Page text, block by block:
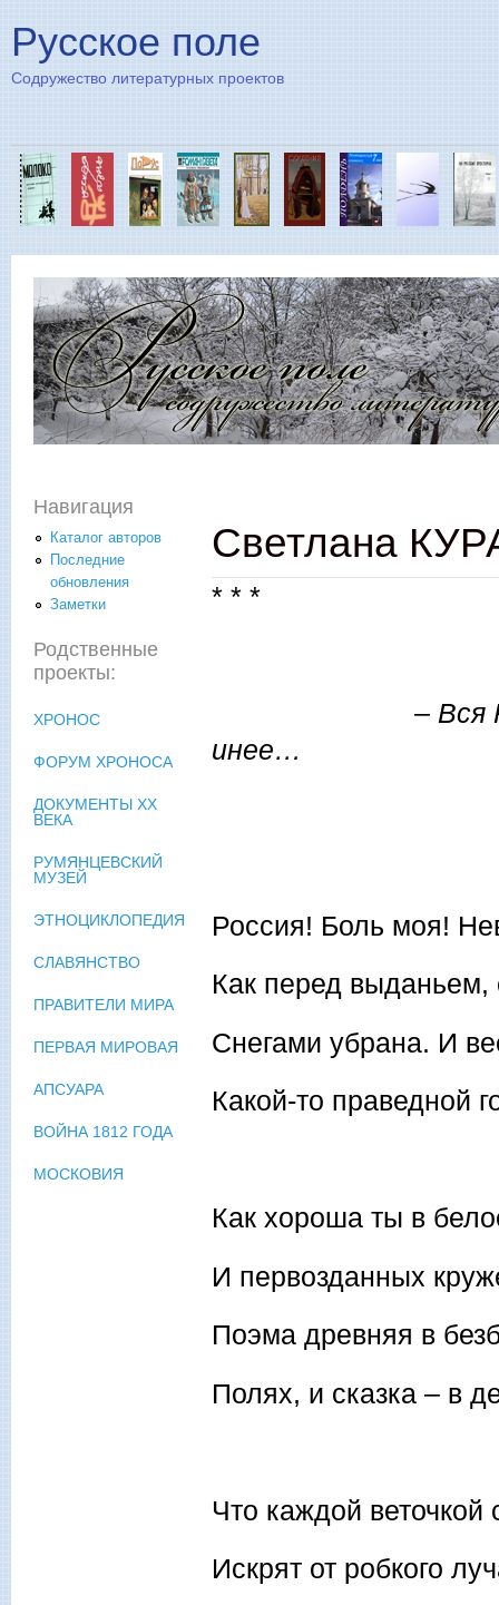
Русское поле
Содружество литературных проектов
Светлана
* * *
– Вся Россия
инее…
Россия! Боль моя!
Как перед выданьем,
Снегами убрана. И
Какой-то праведной
Как хороша ты в
И первозданных
Поэма древняя в
Полях, и сказка – в
Что каждой веточкой
Искрят от робкого
Навигация
Каталог авторов
Последние
обновления
Заметки
Родственные
проекты:
ХРОНОС
ФОРУМ ХРОНОСА
ДОКУМЕНТЫ XX
ВЕКА
РУМЯНЦЕВСКИЙ
МУЗЕЙ
ЭТНОЦИКЛОПЕДИЯ
СЛАВЯНСТВО
ПРАВИТЕЛИ МИРА
ПЕРВАЯ МИРОВАЯ
АПСУАРА
ВОЙНА 1812 ГОДА
МОСКОВИЯ